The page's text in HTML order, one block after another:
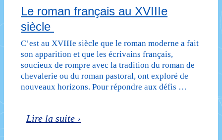
Le roman français au XVIIIe
siècle
C’est au XVIIIe siècle que le roman moderne a fait
son apparition et que les écrivains français,
soucieux de rompre avec la tradition du roman de
chevalerie ou du roman pastoral, ont exploré de
nouveaux horizons. Pour répondre aux défis …
Le
Lire la suite ›